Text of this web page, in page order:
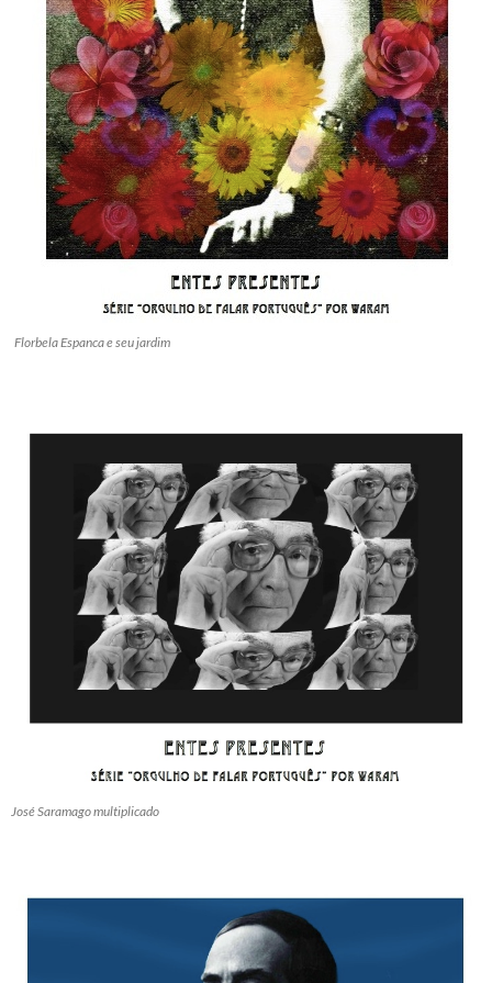
Florbela Espanca e seu jardim
José Saramago multiplicado